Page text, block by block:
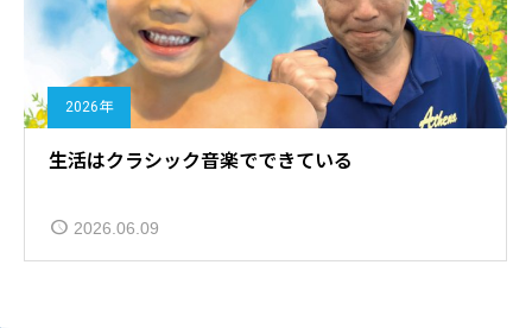
2026年
生活はクラシック音楽でできている
2026.06.09